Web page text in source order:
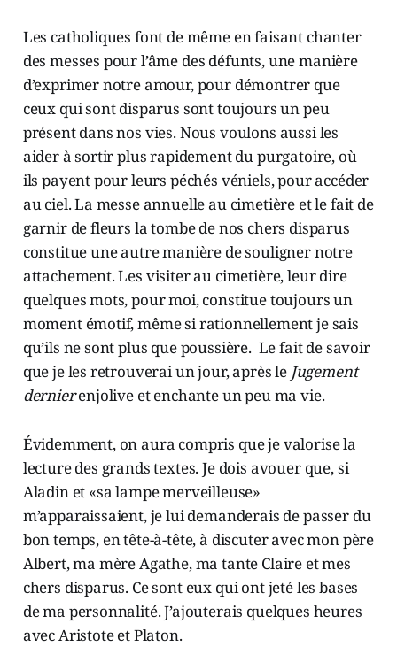
Les catholiques font de même en faisant chanter
des messes pour l’âme des défunts, une manière
d’exprimer notre amour, pour démontrer que
ceux qui sont disparus sont toujours un peu
présent dans nos vies. Nous voulons aussi les
aider à sortir plus rapidement du purgatoire, où
ils payent pour leurs péchés véniels, pour accéder
au ciel. La messe annuelle au cimetière et le fait de
garnir de fleurs la tombe de nos chers disparus
constitue une autre manière de souligner notre
attachement. Les visiter au cimetière, leur dire
quelques mots, pour moi, constitue toujours un
moment émotif, même si rationnellement je sais
qu’ils ne sont plus que poussière. Le fait de savoir
que je les retrouverai un jour, après le Jugement
dernierenjolive et enchante un peu ma vie.
Évidemment, on aura compris que je valorise la
lecture des grands textes. Je dois avouer que, si
Aladin et «sa lampe merveilleuse»
m’apparaissaient, je lui demanderais de passer du
bon temps, en tête-à-tête, à discuter avec mon père
Albert, ma mère Agathe, ma tante Claire et mes
chers disparus. Ce sont eux qui ont jeté les bases
de ma personnalité. J’ajouterais quelques heures
avec Aristote et Platon.